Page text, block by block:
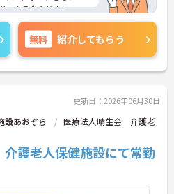
ご相談ください。
無料 紹介してもらう
更新日：2026年06月30日
設あおぞら
医療法人晴生会 介護老
護老人保健施設にて常勤